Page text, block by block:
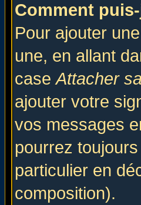
Comment
Pour ajouter
une, en allant
caseAttacher
ajouter votre
vos messages
pourrez
particulier en
composition).